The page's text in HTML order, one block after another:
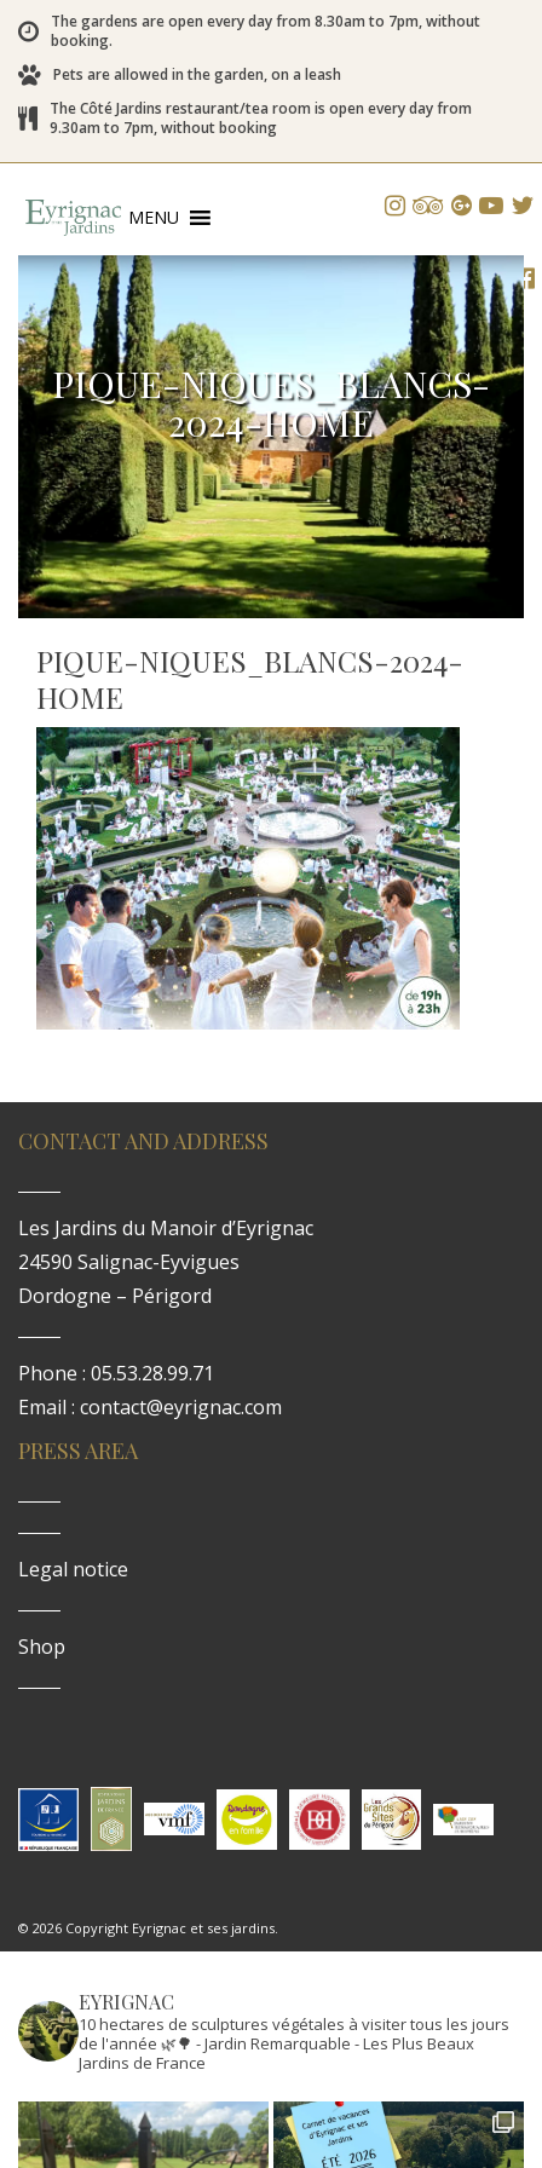
The gardens are open every day from 8.30am to 7pm, without
booking.
Pets are allowed in the garden, on a leash
The Côté Jardins restaurant/tea room is open every day from
9.30am to 7pm, without booking
MENU
PIQUE-NIQUES_BLANCS-
2024-HOME
PIQUE-NIQUES_BLANCS-2024-
HOME
CONTACT AND ADDRESS
Les Jardins du Manoir d’Eyrignac
24590 Salignac-Eyvigues
Dordogne – Périgord
Phone : 05.53.28.99.71
Email : contact@eyrignac.com
PRESS AREA
Legal notice
Shop
© 2026 Copyright Eyrignac et ses jardins.
EYRIGNAC
10 hectares de sculptures végétales à visiter tous les jours
de l'année 🌿🌳 - Jardin Remarquable - Les Plus Beaux
Jardins de France